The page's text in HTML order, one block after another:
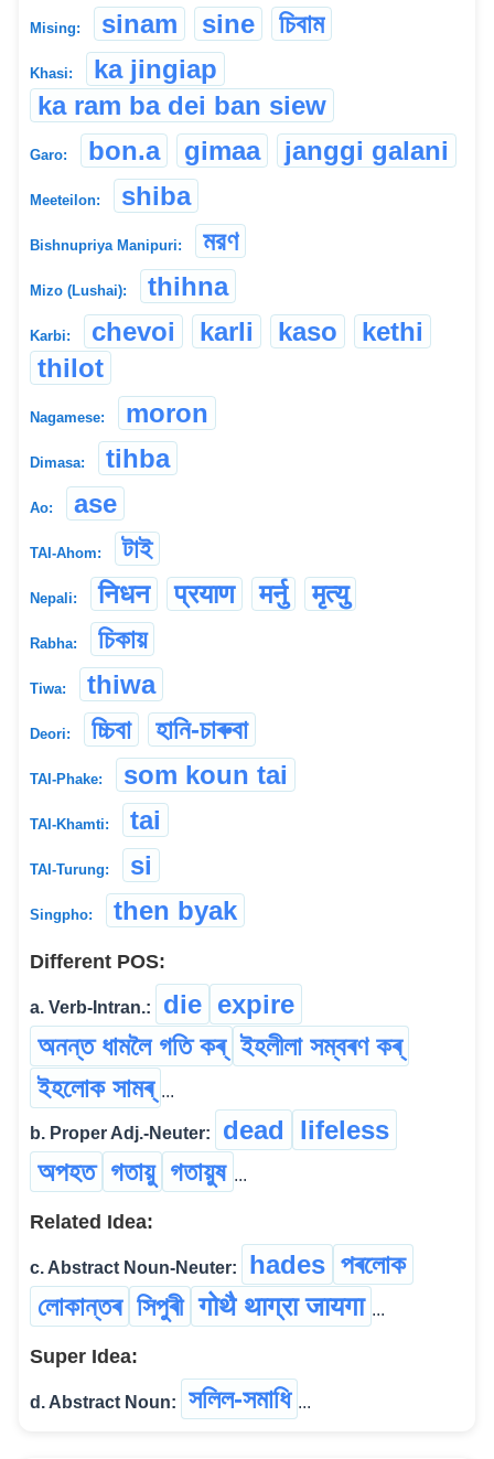
Mising: sinam sine চিবাম
Khasi:
ka jingiap
ka ram ba dei ban siew
Garo: bon.a gimaa janggi galani
Meeteilon: shiba
Bishnupriya Manipuri: মরণ
Mizo (Lushai): thihna
Karbi: chevoi karli kaso
kethi
thilot
Nagamese: moron
Dimasa: tihba
Ao: ase
TAI-Ahom: টাই
Nepali: निधन प्रयाण मर्नु मृत्यु
Rabha: চিকায়
Tiwa: thiwa
Deori: চ্চিবা হানি-চাৰুবা
TAI-Phake: som koun tai
TAI-Khamti: tai
TAI-Turung: si
Singpho: then byak
Different POS:
a. Verb-Intran.: die expire
অনন্ত ধামলৈ গতি কৰ্ ইহলীলা সম্বৰণ কৰ্
ইহলোক সামৰ্ ...
b. Proper Adj.-Neuter: dead
lifeless
অপহত গতায়ু গতায়ুষ ...
Related Idea:
c. Abstract Noun-Neuter: hades পৰলোক
লোকান্তৰ সিপুৰী गोथै थाग्रा जायगा ...
Super Idea:
d. Abstract Noun: সলিল-সমাধি ...